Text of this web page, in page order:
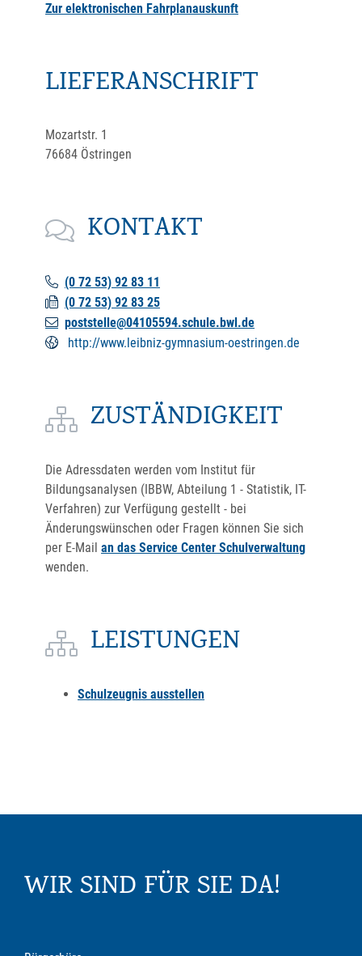
Zur elektronischen Fahrplanauskunft
LIEFERANSCHRIFT
Mozartstr. 1
76684 Östringen
KONTAKT
(0 72 53) 92 83 11
(0 72 53) 92 83 25
poststelle@04105594.schule.bwl.de
http://www.leibniz-gymnasium-oestringen.de
ZUSTÄNDIGKEIT
Die Adressdaten werden vom Institut für
Bildungsanalysen (IBBW, Abteilung 1 - Statistik, IT-
Verfahren) zur Verfügung gestellt - bei
Änderungswünschen oder Fragen können Sie sich
per E-Mail an das Service Center Schulverwaltung
wenden.
LEISTUNGEN
Schulzeugnis ausstellen
WIR SIND FÜR SIE DA!